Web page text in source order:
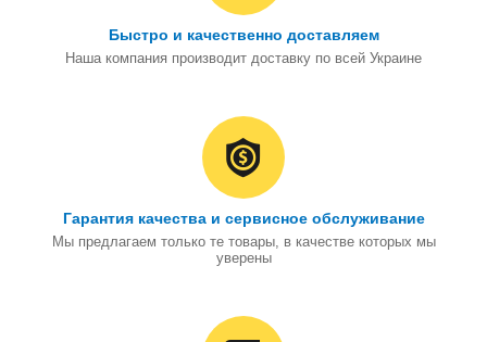
Быстро и качественно доставляем
Наша компания производит доставку по всей Украине
Гарантия качества и сервисное обслуживание
Мы предлагаем только те товары, в качестве которых мы
уверены